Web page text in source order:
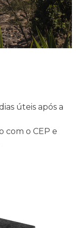
úteis após a
com o CEP e